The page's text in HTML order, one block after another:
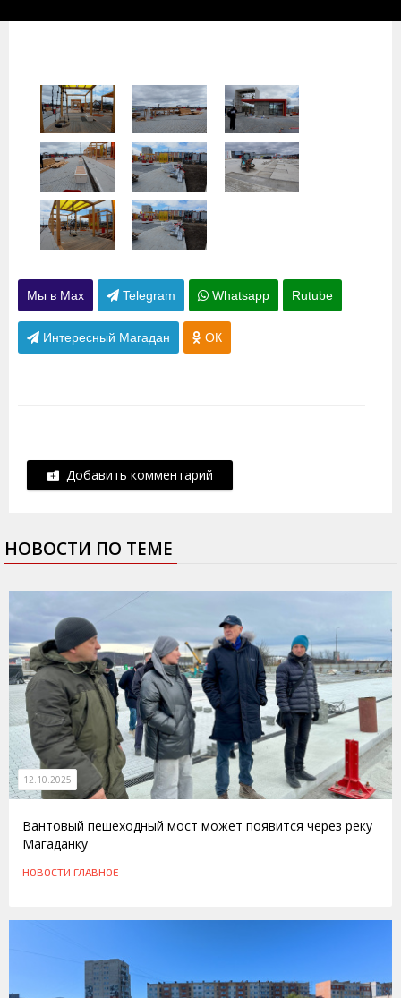
Мы в Max Telegram Whatsapp Rutube
Интересный Магадан ОК
Добавить комментарий
НОВОСТИ ПО ТЕМЕ
12.10.2025
Вантовый пешеходный мост может появится через реку
Магаданку
НОВОСТИ ГЛАВНОЕ